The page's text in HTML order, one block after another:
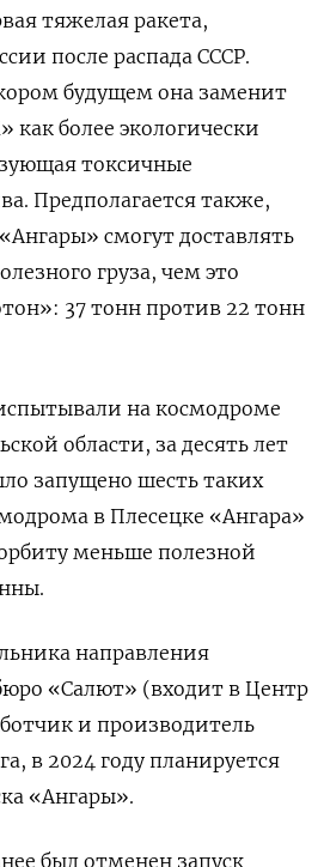
тяжелая ракета,
после распада СССР.
будущем она заменит
более экологически
токсичные
Предполагается также,
смогут доставлять
груза, чем это
37 тонн против 22 тонн
на космодроме
области, за десять лет
запущено шесть таких
в Плесецке «Ангара»
меньше полезной
направления
«Салют» (входит в Центр
и производитель
в 2024 году планируется
«Ангары».
был отменен запуск